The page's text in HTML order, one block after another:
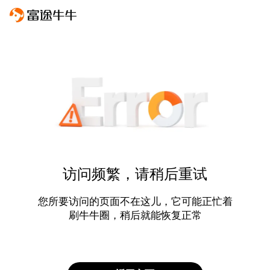
访问频繁，请稍后重试
您所要访问的页面不在这儿，它可能正忙着
刷牛牛圈，稍后就能恢复正常